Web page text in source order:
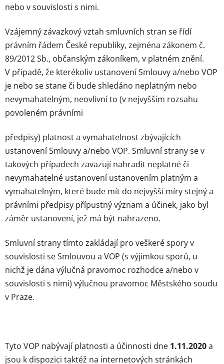
nebo v souvislosti s nimi.
Vzájemný závazkový vztah smluvních stran se řídí
právním řádem České republiky, zejména zákonem č.
89/2012 Sb., občanským zákoníkem, v platném znění.
V případě, že kterékoliv ustanovení Smlouvy a/nebo VOP
je nebo se stane či bude shledáno neplatným nebo
nevymahatelným, neovlivní to (v nejvyšším rozsahu
povoleném právními
předpisy) platnost a vymahatelnost zbývajících
ustanovení Smlouvy a/nebo VOP. Smluvní strany se v
takových případech zavazují nahradit neplatné či
nevymahatelné ustanovení ustanovením platným a
vymahatelným, které bude mít do nejvyšší míry stejný a
právními předpisy přípustný význam a účinek, jako byl
záměr ustanovení, jež má být nahrazeno.
Smluvní strany tímto zakládají pro veškeré spory v
souvislosti se Smlouvou a VOP (s výjimkou sporů, u
nichž je dána výlučná pravomoc rozhodce a/nebo v
souvislosti s nimi) výlučnou pravomoc Městského soudu
v Praze.
Tyto VOP nabývají platnosti a účinnosti dne 1.11.2020a
jsou k dispozici taktéž na internetových stránkách